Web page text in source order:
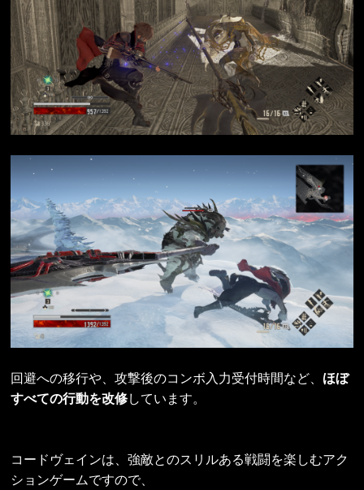
回避への移行や、攻撃後のコンボ入力受付時間など、 ほぼ
すべての行動を改修しています。
コードヴェインは、強敵とのスリルある戦闘を楽しむアク
ションゲームですので、